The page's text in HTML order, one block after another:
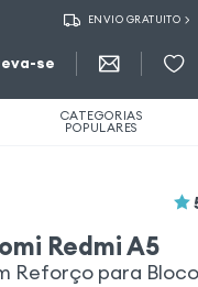
ENVIO GRATUITO
se
CATEGORIAS
POPULARES
Redmi A5
Reforço para